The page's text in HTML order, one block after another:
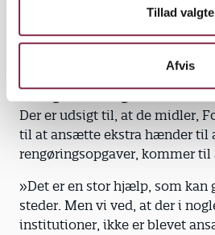
Tillad valgte
Afvis
til de relevante spørgsmål. For
afveje forholdet mellem
tryghed i en given situation.«
Der er udsigt til, at de midler,
til at ansætte ekstra hænder til
rengøringsopgaver, kommer
»Det er en stor hjælp, som kan
steder. Men vi ved, at der i
institutioner, ikke er blevet